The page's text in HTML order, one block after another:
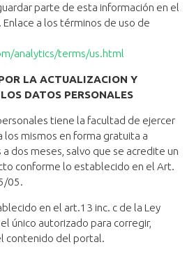
parte de esta información en el
a los términos de uso de
analytics/terms/us.html
LA ACTUALIZACION Y
DATOS PERSONALES
tiene la facultad de ejercer
los mismos en forma gratuita a
dos meses, salvo que se acredite un
conforme lo establecido en el Art.
05.
en el art.13 inc. c de la Ley
único autorizado para corregir,
contenido del portal.